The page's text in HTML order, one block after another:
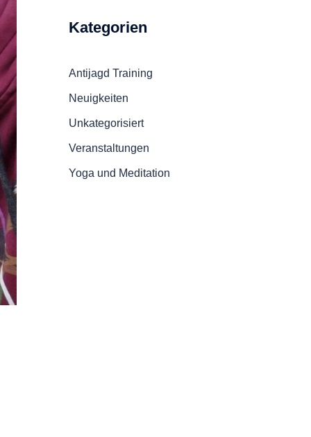
Kategorien
Antijagd Training
Neuigkeiten
Unkategorisiert
Veranstaltungen
Yoga und Meditation